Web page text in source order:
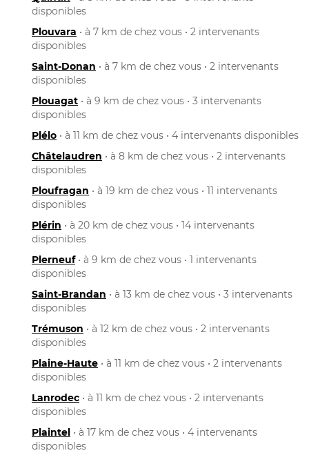
disponibles
Plouvara • à 7 km de chez vous • 2 intervenants
disponibles
Saint-Donan • à 7 km de chez vous • 2 intervenants
disponibles
Plouagat • à 9 km de chez vous • 3 intervenants
disponibles
Plélo • à 11 km de chez vous • 4 intervenants disponibles
Châtelaudren • à 8 km de chez vous • 2 intervenants
disponibles
Ploufragan • à 19 km de chez vous • 11 intervenants
disponibles
Plérin • à 20 km de chez vous • 14 intervenants
disponibles
Plerneuf• à 9 km de chez vous • 1 intervenants
disponibles
Saint-Brandan • à 13 km de chez vous • 3 intervenants
disponibles
Trémuson • à 12 km de chez vous • 2 intervenants
disponibles
Plaine-Haute • à 11 km de chez vous • 2 intervenants
disponibles
Lanrodec • à 11 km de chez vous • 2 intervenants
disponibles
Plaintel • à 17 km de chez vous • 4 intervenants
disponibles